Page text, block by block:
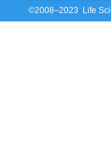
©2008–2023 Life